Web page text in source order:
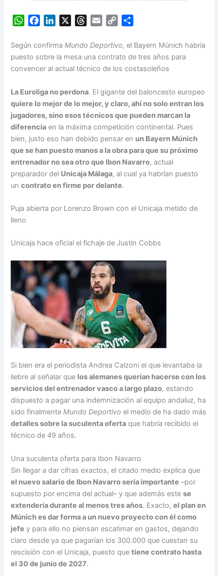
W
a
t
s
p
p
c
e
b
o
k
n
k
e
I
n
r
e
a
s
a
i
l
C
p
y
L
n
k
a
r
e
Según confirmaMundo Deportivo, el Bayern Múnich habría
puesto sobre la mesa una contrato de tres años para
convencer al actual técnico de los costasoleños
La Euroliga no perdona. El gigante del baloncesto europeo
quiere lo mejor de lo mejor, y claro, ahí no solo entran los
jugadores, sino esos técnicos que pueden marcan la
diferencia en la máxima competición continental. Pues
bien, justo eso han debido pensar en un Bayern Múnich
que se han puesto manos a la obra para que su próximo
entrenador no sea otro que Ibon Navarro, actual
preparador del Unicaja Málaga, al cual ya habrían puesto
uncontrato en firme por delante.
Puja abierta por Lorenzo Brown con el Unicaja metido de
lleno
Unicaja hace oficial el fichaje de Justin Cobbs
Si bien era el periodista Andrea Calzoni el que levantaba la
liebre al señalar que los alemanes querían hacerse con los
servicios del entrenador vasco a largo plazo, estando
dispuesto a pagar una indemnización al equipo andaluz, ha
sido finalmenteMundo Deportivo el medio de ha dado más
detalles sobre la suculenta oferta que habría recibido el
técnico de 49 años.
Una suculenta oferta para Ibon Navarro
Sin llegar a dar cifras exactos, el citado medio explica que
el nuevo salario de Ibon Navarro sería importante –por
supuesto por encima del actual– y que además estese
extendería durante al menos tres años. Exacto,el plan en
Múnich es dar forma a un nuevo proyecto con él como
jefe y para ello no piensan escatimar en gastos, dejando
claro desde ya que pagarían los 300.000 que cuestan su
rescisión con el Unicaja, puesto quetiene contrato hasta
el 30 de junio de 2027.